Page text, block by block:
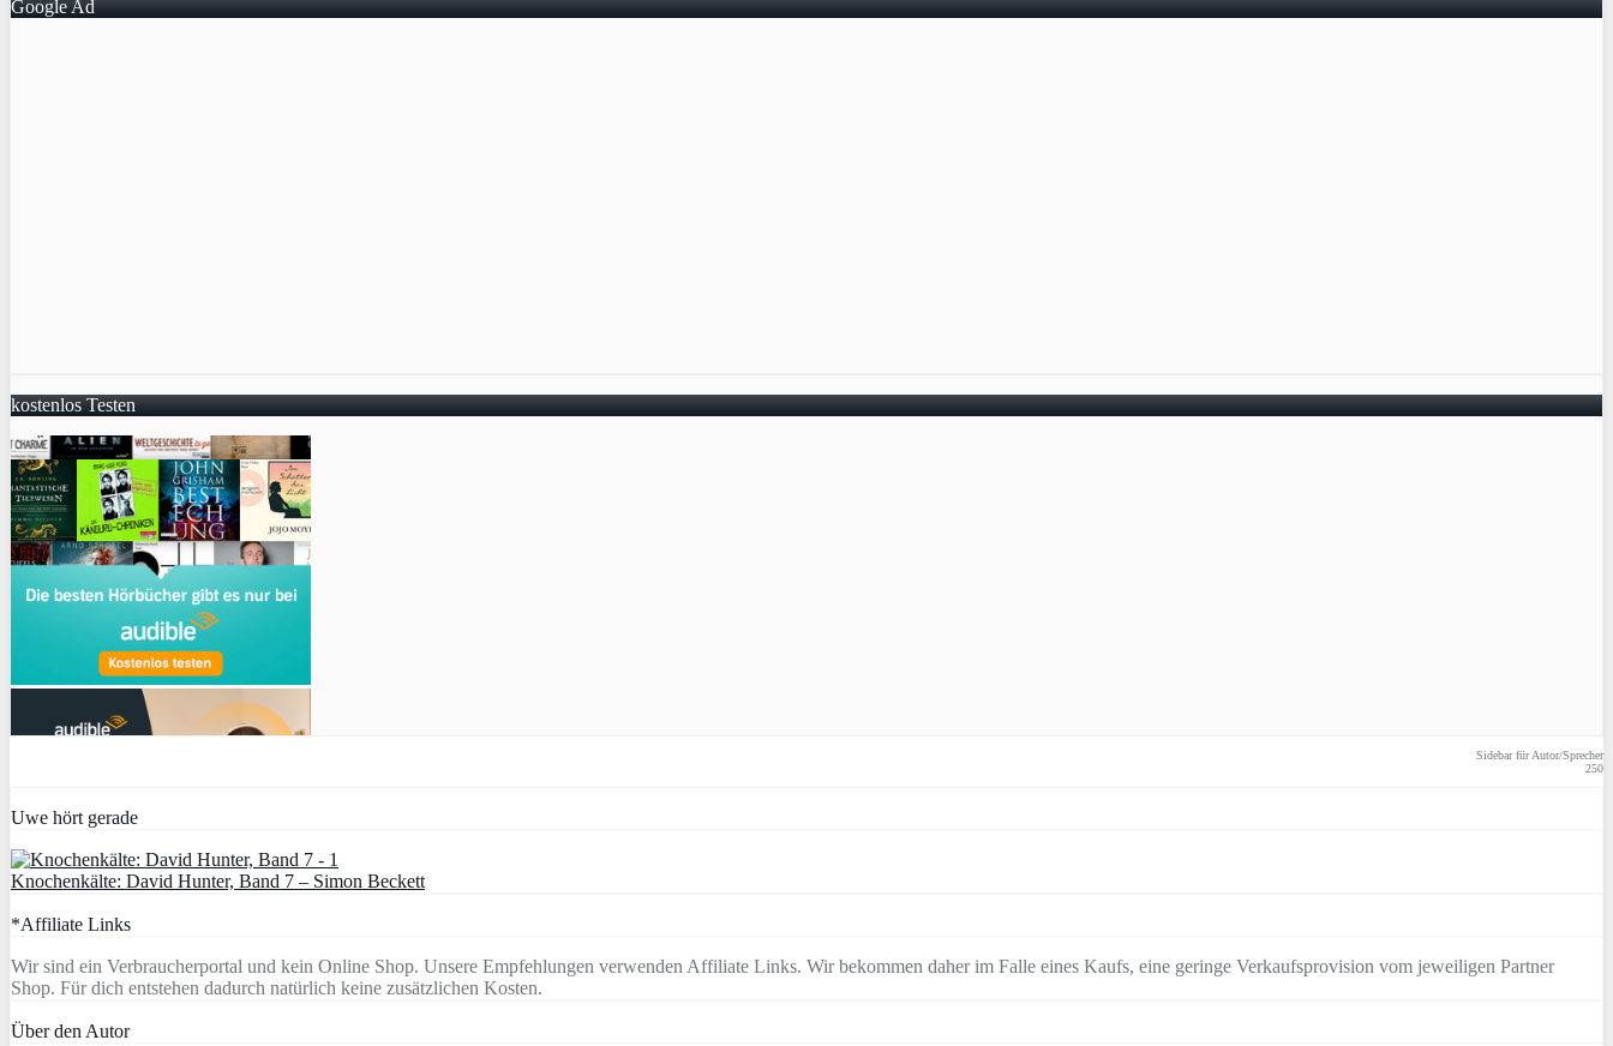
Google Ad
kostenlos Testen
Sidebar für Autor/Sprecher
250
Uwe hört gerade
Knochenkälte: David Hunter, Band 7 – Simon Beckett
*Affiliate Links
Wir sind ein Verbraucherportal und kein Online Shop. Unsere Empfehlungen verwenden Affiliate Links. Wir bekommen daher im Falle eines Kaufs, eine geringe Verkaufsprovision vom jeweiligen Partner
Shop. Für dich entstehen dadurch natürlich keine zusätzlichen Kosten.
Über den Autor